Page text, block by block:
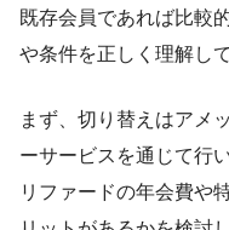
既存会員であれば比較
や条件を正しく理解し
まず、切り替えはアメ
ーサービスを通じて行
リファードの年会費や